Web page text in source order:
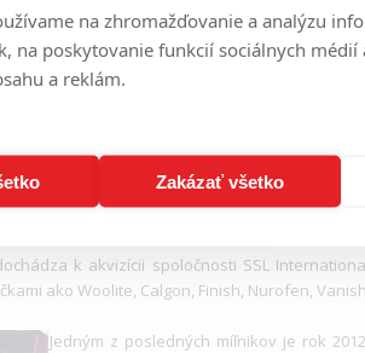
gélov sa mení v roku 2003, keď Durex
k akvizícii spoločnosti SSL
ako Woolite, Calgon, Finish, Nurofen,
Jedným z posledných míľnikov je rok
na zhromažďovanie a analýzu
na poskytovanie funkcií sociálnych médií
a reklám.
Zakázať všetko